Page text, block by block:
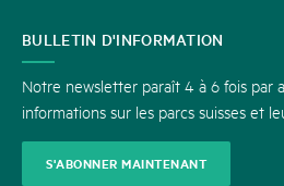
CONTACT
BULLETIN D'INFORMATION
Notre newsletter paraît 4 à 6 fois par
informations sur les parcs suisses et
S'ABONNER MAINTENANT